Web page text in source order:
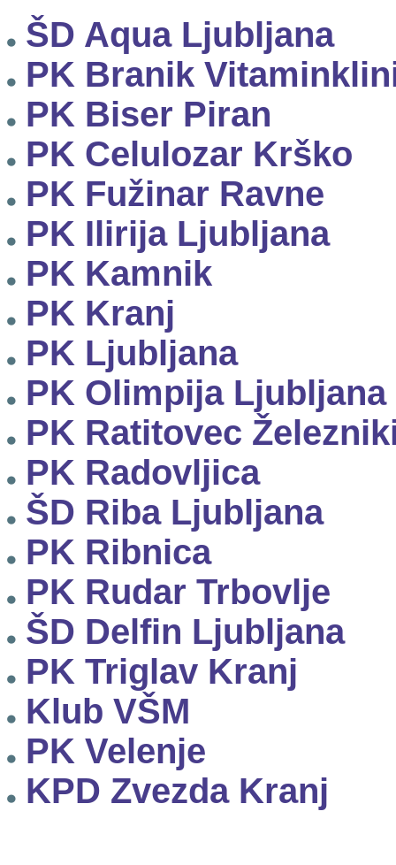
ŠD Aqua Ljubljana
PK Branik
PK Biser Piran
PK Celulozar Krško
PK Fužinar Ravne
PK Ilirija Ljubljana
PK Kamnik
PK Kranj
PK Ljubljana
PK Olimpija Ljubljana
PK Ratitovec
PK Radovljica
ŠD Riba Ljubljana
PK Ribnica
PK Rudar Trbovlje
ŠD Delfin Ljubljana
PK Triglav Kranj
Klub VŠM
PK Velenje
KPD Zvezda Kranj